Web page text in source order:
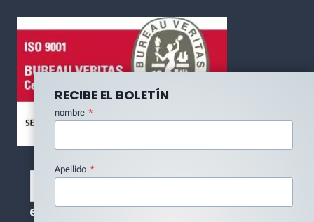
RECIBE EL BOLETÍN
nombre *
Apellido *